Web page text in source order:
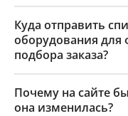
Куда отправить
оборудования для
подбора заказа?
Почему на сайте
она изменилась?